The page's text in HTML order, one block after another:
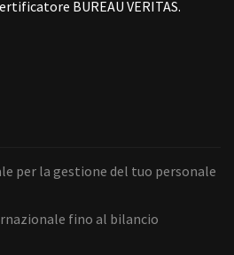
BUREAU VERITAS.
per la gestione del tuo personale
fino al bilancio